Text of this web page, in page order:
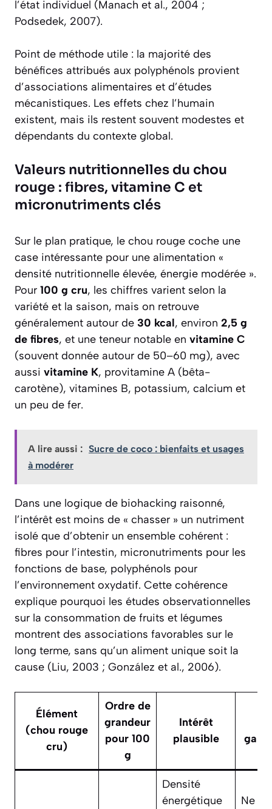
l’état individuel (Manach et al., 2004 ;
Podsedek, 2007).
Point de méthode utile : la majorité des
bénéfices attribués aux polyphénols provient
d’associations alimentaires et d’études
mécanistiques. Les effets chez l’humain
existent, mais ils restent souvent modestes et
dépendants du contexte global.
Valeurs nutritionnelles du chou
rouge : fibres, vitamine C et
micronutriments clés
Sur le plan pratique, le chou rouge coche une
case intéressante pour une alimentation «
densité nutritionnelle élevée, énergie modérée ».
Pour 100 g cru, les chiffres varient selon la
variété et la saison, mais on retrouve
généralement autour de 30 kcal, environ 2,5 g
de fibres, et une teneur notable en vitamine C
(souvent donnée autour de 50–60 mg), avec
aussi vitamine K, provitamine A (bêta-
carotène), vitamines B, potassium, calcium et
un peu de fer.
A lire aussi : Sucre de coco : bienfaits et usages
à modérer
Dans une logique de biohacking raisonné,
l’intérêt est moins de « chasser » un nutriment
isolé que d’obtenir un ensemble cohérent :
fibres pour l’intestin, micronutriments pour les
fonctions de base, polyphénols pour
l’environnement oxydatif. Cette cohérence
explique pourquoi les études observationnelles
sur la consommation de fruits et légumes
montrent des associations favorables sur le
long terme, sans qu’un aliment unique soit la
cause (Liu, 2003 ; González et al., 2006).
Élément
(chou rouge
cru)
Ordre de
grandeur
pour 100
g
Intérêt
plausible
Densité
énergétique
Ne